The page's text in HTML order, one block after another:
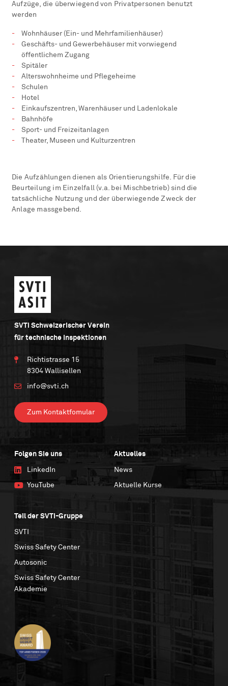
Aufzüge, die überwiegend von Privatpersonen benutzt
werden
Wohnhäuser (Ein- und Mehrfamilienhäuser)
Geschäfts- und Gewerbehäuser mit vorwiegend
öffentlichem Zugang
Spitäler
Alterswohnheime und Pflegeheime
Schulen
Hotel
Einkaufszentren, Warenhäuser und Ladenlokale
Bahnhöfe
Sport- und Freizeitanlagen
Theater, Museen und Kulturzentren
Die Aufzählungen dienen als Orientierungshilfe. Für die
Beurteilung im Einzelfall (v.a. bei Mischbetrieb) sind die
tatsächliche Nutzung und der überwiegende Zweck der
Anlage massgebend.
SVTI Schweizerischer Verein
für technische Inspektionen
Richtistrasse 15
8304 Wallisellen
info@svti.ch
Zum Kontaktfomular
Folgen Sie uns
LinkedIn
YouTube
Teil der SVTI-Gruppe
SVTI
Swiss Safety Center
Autosonic
Swiss Safety Center
Akademie
Aktuelles
News
Aktuelle Kurse